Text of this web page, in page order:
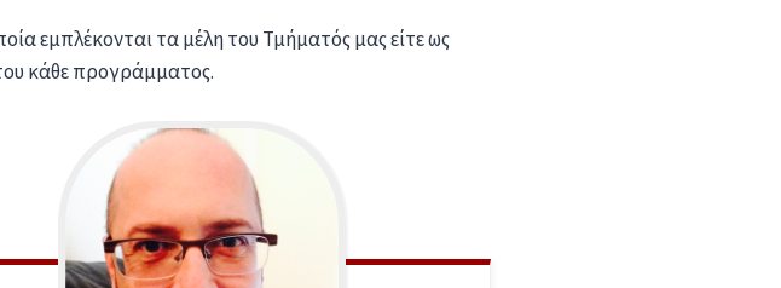
εμπλέκονται τα μέλη του Τμήματός μας είτε ως
κάθε προγράμματος.